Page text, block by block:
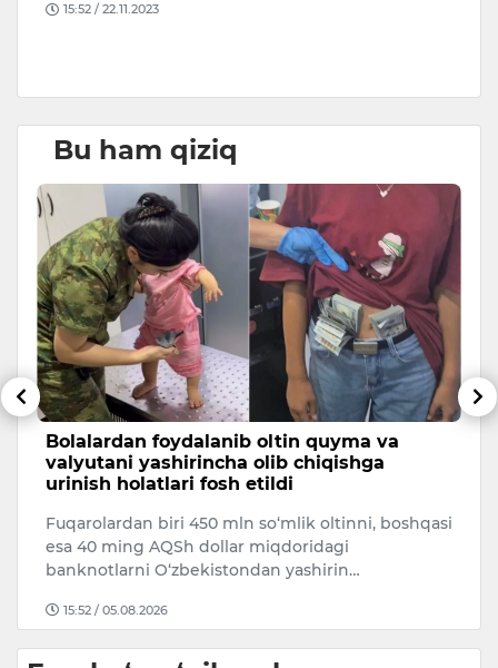
15:52 / 22.11.2023
Bu ham qiziq
Bolalardan foydalanib oltin quyma va
valyutani yashirincha olib chiqishga
urinish holatlari fosh etildi
Fuqarolardan biri 450 mln so‘mlik oltinni, boshqasi
esa 40 ming AQSh dollar miqdoridagi
banknotlarni O‘zbekistondan yashirin…
15:52 / 05.08.2026